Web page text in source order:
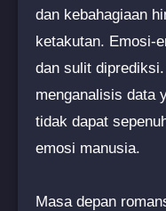
dan kebahagiaan
ketakutan. Emosi-
dan sulit
menganalisis data
tidak dapat
emosi manusia.
Masa depan